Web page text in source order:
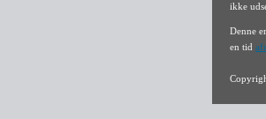
ikke
Denne
en tid